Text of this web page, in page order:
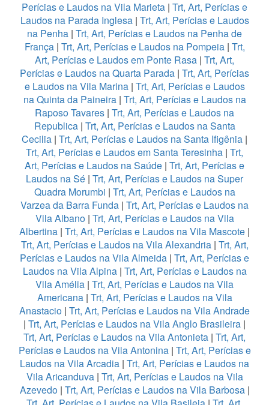
Perícias e Laudos na Vila Marieta | Trt, Art, Perícias e
Laudos na Parada Inglesa | Trt, Art, Perícias e Laudos
na Penha | Trt, Art, Perícias e Laudos na Penha de
França | Trt, Art, Perícias e Laudos na Pompeia| Trt,
Art, Perícias e Laudos em Ponte Rasa | Trt, Art,
Perícias e Laudos na Quarta Parada | Trt, Art, Perícias
e Laudos na Vila Marina| Trt, Art, Perícias e Laudos
na Quinta da Paineira| Trt, Art, Perícias e Laudos na
Raposo Tavares | Trt, Art, Perícias e Laudos na
Republica| Trt, Art, Perícias e Laudos na Santa
Cecilia | Trt, Art, Perícias e Laudos na Santa Ifigênia |
Trt, Art, Perícias e Laudos em Santa Teresinha | Trt,
Art, Perícias e Laudos na Saúde | Trt, Art, Perícias e
Laudos na Sé | Trt, Art, Perícias e Laudos na Super
Quadra Morumbi | Trt, Art, Perícias e Laudos na
Varzea da Barra Funda | Trt, Art, Perícias e Laudos na
Vila Albano| Trt, Art, Perícias e Laudos na Vila
Albertina | Trt, Art, Perícias e Laudos na Vila Mascote |
Trt, Art, Perícias e Laudos na Vila Alexandria| Trt, Art,
Perícias e Laudos na Vila Almeida | Trt, Art, Perícias e
Laudos na Vila Alpina | Trt, Art, Perícias e Laudos na
Vila Amélia | Trt, Art, Perícias e Laudos na Vila
Americana| Trt, Art, Perícias e Laudos na Vila
Anastacio | Trt, Art, Perícias e Laudos na Vila Andrade
| Trt, Art, Perícias e Laudos na Vila Anglo Brasileira |
Trt, Art, Perícias e Laudos na Vila Antonieta | Trt, Art,
Perícias e Laudos na Vila Antonina| Trt, Art, Perícias e
Laudos na Vila Arcadia | Trt, Art, Perícias e Laudos na
Vila Aricanduva| Trt, Art, Perícias e Laudos na Vila
Azevedo| Trt, Art, Perícias e Laudos na Vila Barbosa|